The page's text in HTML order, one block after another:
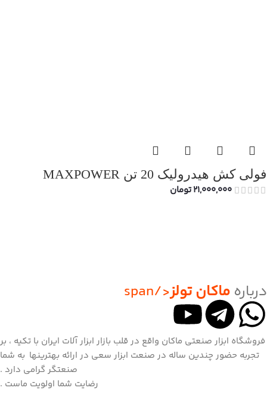
فولی کش هیدرولیک 20 تن MAXPOWER
21,000,000تومان
درباره ماکان تولز</span
فروشگاه ابزار صنعتی ماکان واقع در قلب بازار ابزار آلات ایران با تکیه ، بر
تجربه حضور چندین ساله در صنعت ابزار سعی در ارائه بهترینها به شما
صنعتگر گرامی دارد .
رضایت شما اولویت ماست .